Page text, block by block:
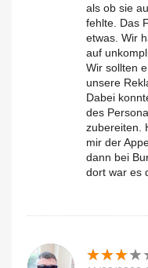
als ob sie
fehlte. Das
etwas. Wir
auf
Wir sollten
unsere
Dabei
des
zubereiten.
mir der
dann bei
dort war es
★★★★
★★★★